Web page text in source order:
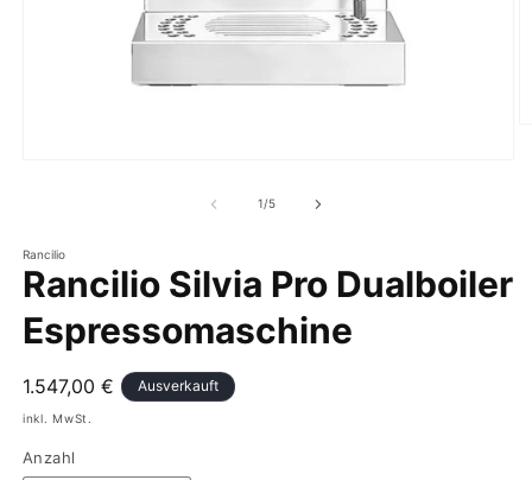
1/von
5
Rancilio
Rancilio Silvia Pro Dualboiler
Espressomaschine
Normaler
Preis
1.547,00 € Ausverkauft
inkl. MwSt.
Anzahl